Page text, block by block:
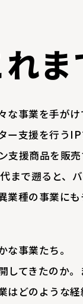
事業を手がけ
ー支援を行う
支援商品を販
まで遡ると、
業種の事業に
事業たち。
してきたのか
はどのような